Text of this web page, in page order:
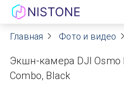
Акции
О нас
Главная Фото и видео
Экшн-камера DJI Osmo
Combo, Black